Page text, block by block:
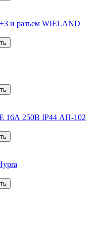
и разъем WIELAND
16А 250В IP44 АП-102